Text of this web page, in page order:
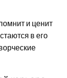
и ценит
в его